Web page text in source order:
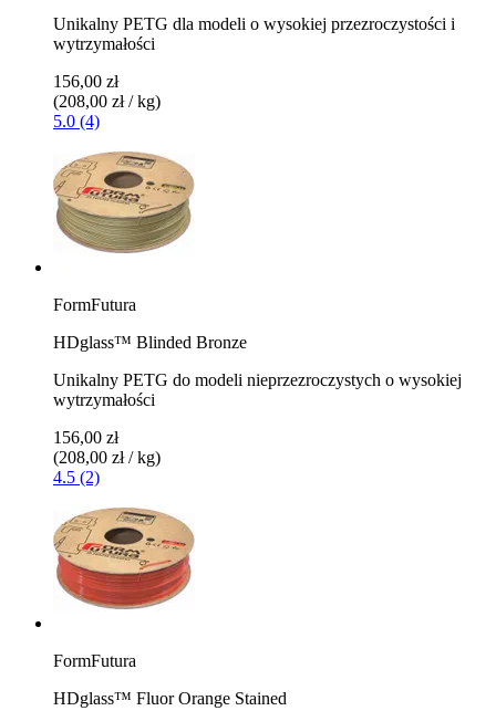
Unikalny PETG dla modeli o wysokiej przezroczystości i
wytrzymałości
156,00 zł
(208,00 zł / kg)
5.0 (4)
FormFutura
HDglass™ Blinded Bronze
Unikalny PETG do modeli nieprzezroczystych o wysokiej
wytrzymałości
156,00 zł
(208,00 zł / kg)
4.5 (2)
FormFutura
HDglass™ Fluor Orange Stained